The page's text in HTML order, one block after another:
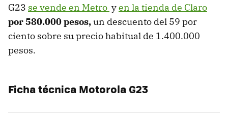
G23 se vende en Metro yen la tienda de Claro
por 580.000 pesos,un descuento del 59 por
ciento sobre su precio habitual de 1.400.000
pesos.
Ficha técnica Motorola G23